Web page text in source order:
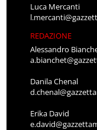
Luca Mercanti
REDAZIONE
Alessandro
Danila Chenal
Erika David